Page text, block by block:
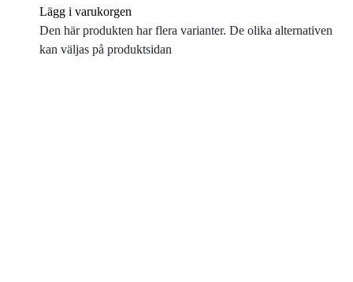
Lägg i varukorgen
Den här produkten har flera varianter. De olika alternativen
kan väljas på produktsidan